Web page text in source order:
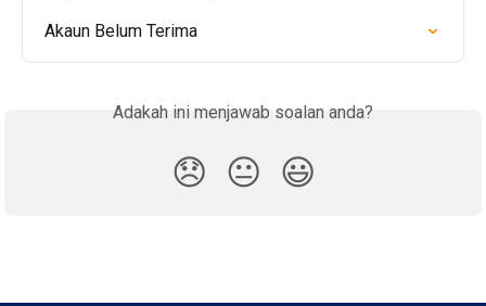
Akaun Belum Terima
Adakah ini menjawab soalan anda?
😞 😐 😃